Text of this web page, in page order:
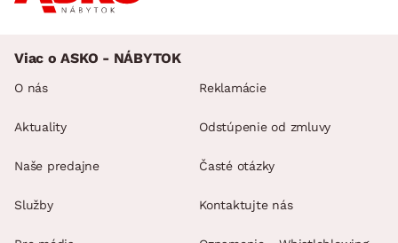
Viac o ASKO - NÁBYTOK
O nás
Aktuality
Naše predajne
Služby
Reklamácie
Odstúpenie od zmluvy
Časté otázky
Kontaktujte nás